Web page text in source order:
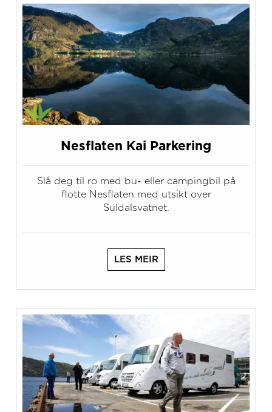
Nesflaten Kai Parkering
Slå deg til ro med bu- eller campingbil på
flotte Nesflaten med utsikt over
Suldalsvatnet.
LES MEIR